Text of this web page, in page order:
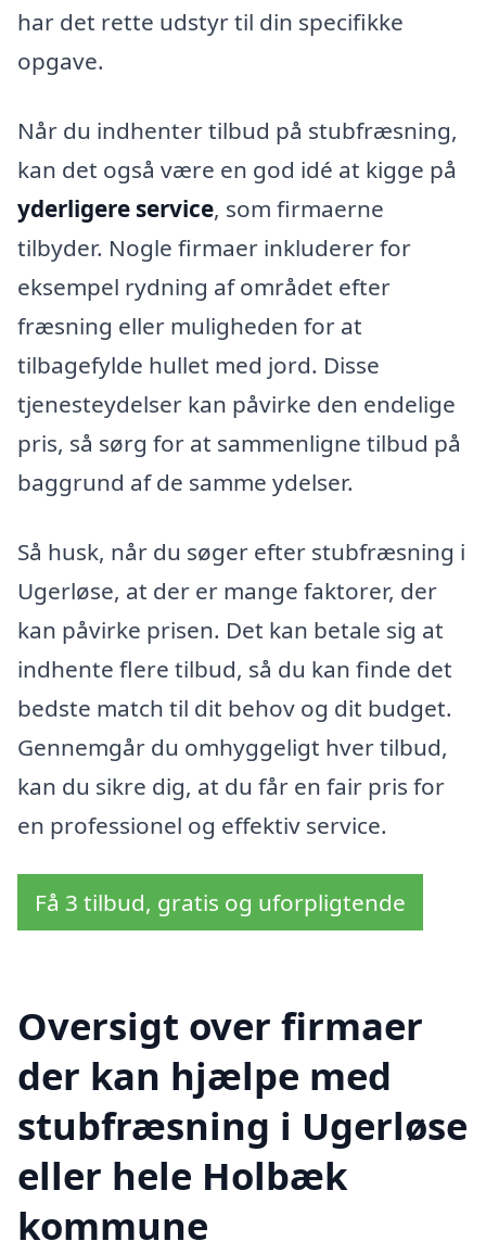
har det rette udstyr til din specifikke
opgave.
Når du indhenter tilbud på stubfræsning,
kan det også være en god idé at kigge på
yderligere service, som firmaerne
tilbyder. Nogle firmaer inkluderer for
eksempel rydning af området efter
fræsning eller muligheden for at
tilbagefylde hullet med jord. Disse
tjenesteydelser kan påvirke den endelige
pris, så sørg for at sammenligne tilbud på
baggrund af de samme ydelser.
Så husk, når du søger efter stubfræsning i
Ugerløse, at der er mange faktorer, der
kan påvirke prisen. Det kan betale sig at
indhente flere tilbud, så du kan finde det
bedste match til dit behov og dit budget.
Gennemgår du omhyggeligt hver tilbud,
kan du sikre dig, at du får en fair pris for
en professionel og effektiv service.
Få 3 tilbud, gratis og uforpligtende
Oversigt over firmaer
der kan hjælpe med
stubfræsning i Ugerløse
eller hele Holbæk
kommune